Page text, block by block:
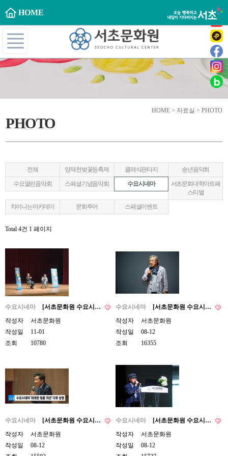
HOME
HOME > 자료실 > PHOTO
PHOTO
전체 양재천벚꽃등축제 클래식판타지
송년음악회
수요열린음악회
스페셜기념음악회 수요시네마
서초문화대학아트페
스티벌
차이나는아카데미
문화투어 스페셜이벤트
Total 4건 1 페이지
수요시네마
[서초문화원 수요시…
작성자
서초문화원
작성일
11-01
조회
10780
수요시네마
[서초문화원 수요시…
작성자
서초문화원
작성일
08-12
조회
16355
수요시네마
[서초문화원 수요시…
작성자
서초문화원
작성일
08-12
수요시네마
[서초문화원 수요시…
작성자
서초문화원
작성일
08-12